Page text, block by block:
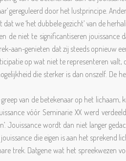
gereguleerd door het lustprincipe.
we ‘het dubbele gezicht’ van de
de niet te significantiseren
aan-genieten dat zij steeds
op wat niet te representeren
die sterker is dan onszelf.
van de betekenaar op het
vóór Seminarie XX werd
Jouissance wordt dan niet langer
die eigen is aan het sprekend
trek. Datgene wat het